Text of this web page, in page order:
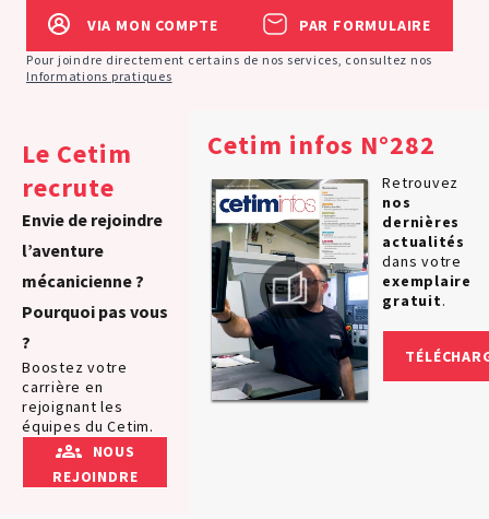
VIA MON COMPTE
PAR FORMULAIRE
Pour joindre directement certains de nos services, consultez nos
Informations pratiques
Cetim infos N°282
Retrouvez
nos
dernières
actualités
dans votre
exemplaire
gratuit.
Le Cetim
recrute
Envie de rejoindre
l’aventure
mécanicienne ?
Pourquoi pas vous
?
Boostez votre
carrière en
rejoignant les
équipes du Cetim.
NOUS
REJOINDRE